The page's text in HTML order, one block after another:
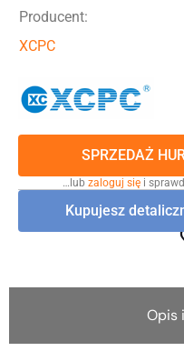
Producent:
XCPC
SPRZEDAŻ
…lub zaloguj się i
Kupujesz
Opis